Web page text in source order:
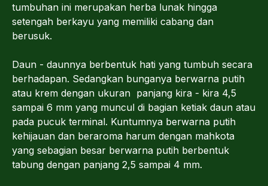
tumbuhan ini merupakan herba lunak hingga
setengah berkayu yang memiliki cabang dan
berusuk.
Daun - daunnya berbentuk hati yang tumbuh secara
berhadapan. Sedangkan bunganya berwarna putih
atau krem dengan ukuran panjang kira - kira 4,5
sampai 6 mm yang muncul di bagian ketiak daun atau
pada pucuk terminal. Kuntumnya berwarna putih
kehijauan dan beraroma harum dengan mahkota
yang sebagian besar berwarna putih berbentuk
tabung dengan panjang 2,5 sampai 4 mm.